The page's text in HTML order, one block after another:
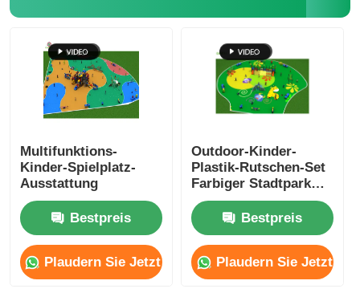
Multifunktions-
Kinder-Spielplatz-
Ausstattung
Bestpreis
Plaudern Sie Jetzt
Outdoor-Kinder-
Plastik-Rutschen-Set
Farbiger Stadtpark
Spielplatz
Ausrüstung Für
Resort Hotel
Bestpreis
Plaudern Sie Jetzt